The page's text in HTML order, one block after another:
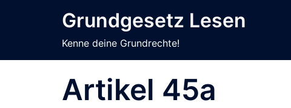
Grundgesetz Lesen
Kenne deine Grundrechte!
Artikel 45a